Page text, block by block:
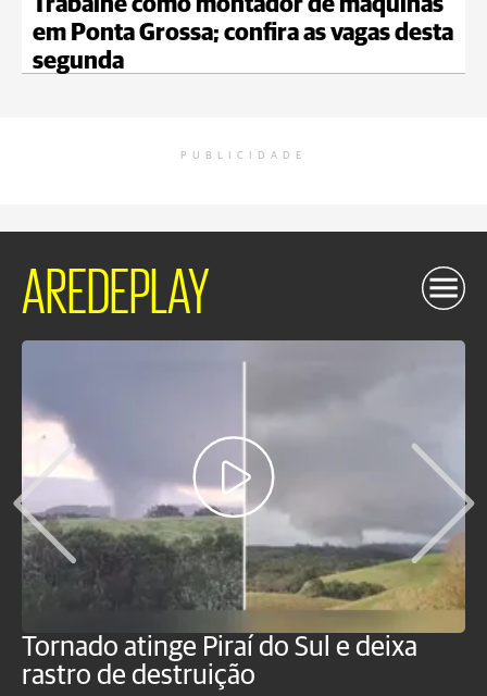
Trabalhe como montador de máquinas
em Ponta Grossa; confira as vagas desta
segunda
PUBLICIDADE
AREDEPLAY
Tornado atinge Piraí do Sul e deixa
rastro de destruição